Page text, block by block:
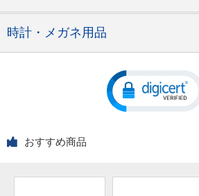
時計・メガネ用品
おすすめ商品